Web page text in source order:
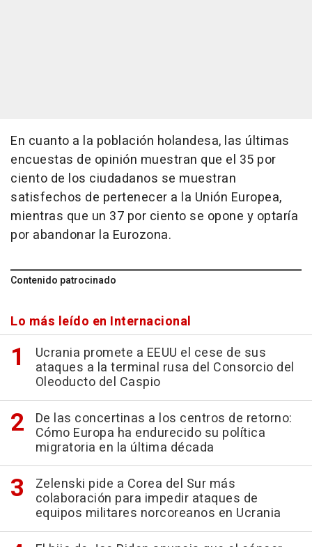
En cuanto a la población holandesa, las últimas
encuestas de opinión muestran que el 35 por
ciento de los ciudadanos se muestran
satisfechos de pertenecer a la Unión Europea,
mientras que un 37 por ciento se opone y optaría
por abandonar la Eurozona.
Contenido patrocinado
Lo más leído en Internacional
Ucrania promete a EEUU el cese de sus
ataques a la terminal rusa del Consorcio del
Oleoducto del Caspio
De las concertinas a los centros de retorno:
Cómo Europa ha endurecido su política
migratoria en la última década
Zelenski pide a Corea del Sur más
colaboración para impedir ataques de
equipos militares norcoreanos en Ucrania